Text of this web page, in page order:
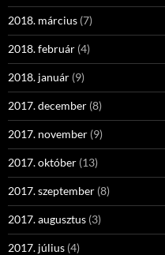
2018. március (7)
2018. február (4)
2018. január (9)
2017. december (8)
2017. november (9)
2017. október (13)
2017. szeptember (8)
2017. augusztus (3)
2017. július (4)